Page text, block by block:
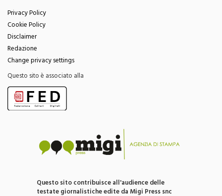
Privacy Policy
Cookie Policy
Disclaimer
Redazione
Change privacy settings
Questo sito è associato alla